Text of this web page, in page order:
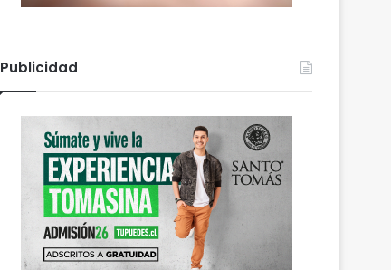
Publicidad